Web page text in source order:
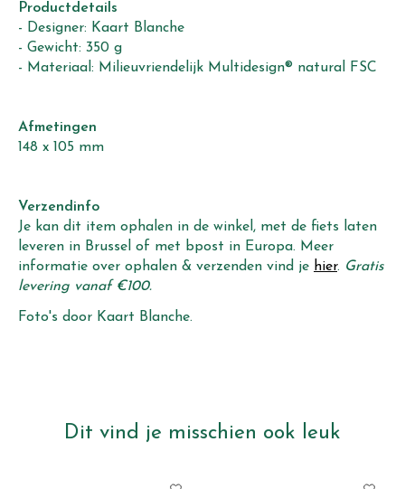
Productdetails
- Designer: Kaart Blanche
- Gewicht: 350 g
- Materiaal: Milieuvriendelijk Multidesign® natural FSC
Afmetingen
148 x 105 mm
Verzendinfo
Je kan dit item ophalen in de winkel, met de fiets laten
leveren in Brussel of met bpost in Europa. Meer
informatie over ophalen & verzenden vind je hier. Gratis
levering vanaf €100.
Foto's door Kaart Blanche.
Dit vind je misschien ook leuk